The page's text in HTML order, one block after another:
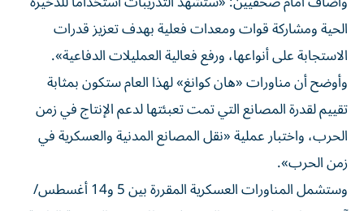
الحية ومشاركة قوات ومعدات فعلية بهدف تعزيز قدرات
الاستجابة على أنواعها، ورفع فعالية العمليلات الدفاعية».
وأوضح أن مناورات «هان كوانغ» لهذا العام ستكون بمثابة
تقييم لقدرة المصانع التي تمت تعبئتها لدعم الإنتاج في زمن
الحرب، واختبار عملية «نقل المصانع المدنية والعسكرية في
زمن الحرب».
وستشمل المناورات العسكرية المقررة بين 5 و14 أغسطس/